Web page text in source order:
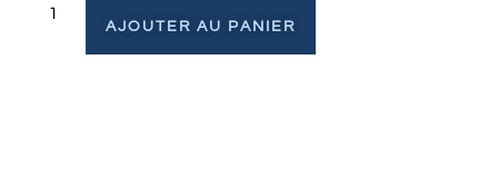
AJOUTER AU PANIER